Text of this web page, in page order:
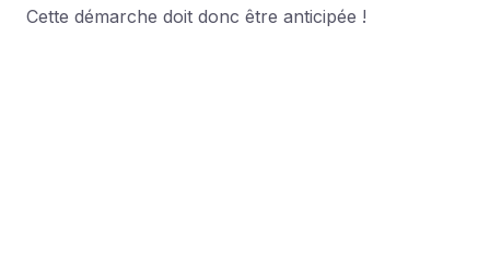
Cette démarche doit donc être anticipée !